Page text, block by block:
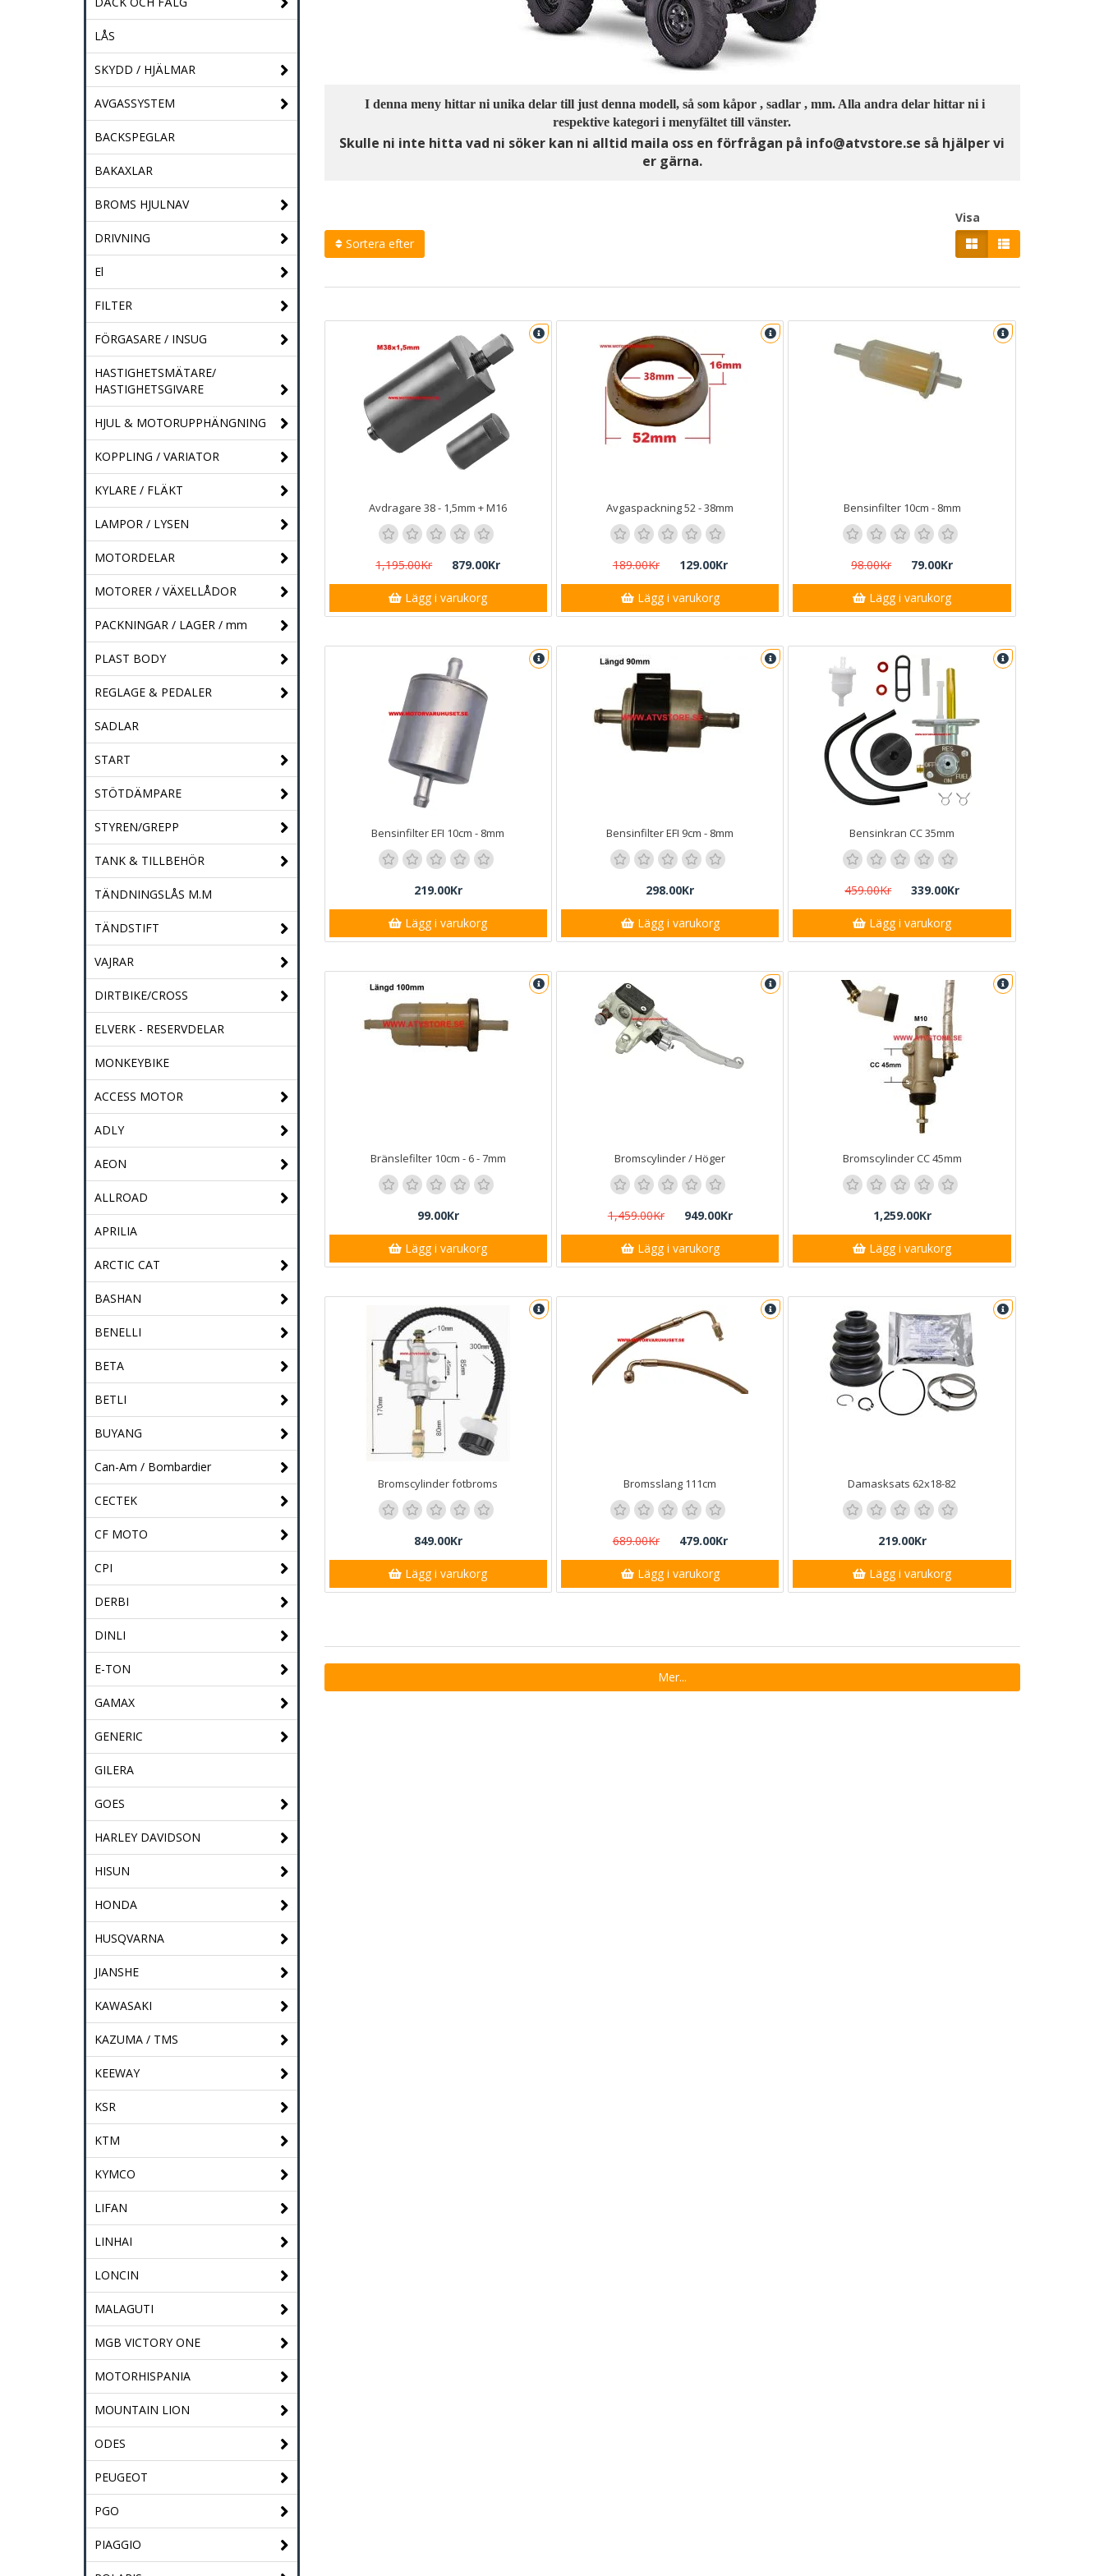
LÅS
SKYDD / HJÄLMAR
AVGASSYSTEM
BACKSPEGLAR
BAKAXLAR
BROMS HJULNAV
DRIVNING
El
FILTER
FÖRGASARE / INSUG
HASTIGHETSMÄTARE/
HASTIGHETSGIVARE
HJUL & MOTORUPPHÄNGNING
KOPPLING / VARIATOR
KYLARE / FLÄKT
LAMPOR / LYSEN
MOTORDELAR
MOTORER / VÄXELLÅDOR
PACKNINGAR / LAGER / mm
PLAST BODY
REGLAGE & PEDALER
SADLAR
START
STÖTDÄMPARE
STYREN/GREPP
TANK & TILLBEHÖR
TÄNDNINGSLÅS M.M
TÄNDSTIFT
VAJRAR
DIRTBIKE/CROSS
ELVERK - RESERVDELAR
MONKEYBIKE
ACCESS MOTOR
ADLY
AEON
ALLROAD
APRILIA
ARCTIC CAT
BASHAN
BENELLI
BETA
BETLI
BUYANG
Can-Am / Bombardier
CECTEK
CF MOTO
CPI
DERBI
DINLI
E-TON
GAMAX
GENERIC
GILERA
GOES
HARLEY DAVIDSON
HISUN
HONDA
HUSQVARNA
JIANSHE
KAWASAKI
KAZUMA / TMS
KEEWAY
KSR
KTM
KYMCO
LIFAN
LINHAI
LONCIN
MALAGUTI
MGB VICTORY ONE
MOTORHISPANIA
MOUNTAIN LION
ODES
PEUGEOT
PGO
PIAGGIO
I denna meny hittar ni unika delar till just denna modell, så som kåpor , sadlar , mm. Alla andra delar hittar ni i
respektive kategori i menyfältet till vänster.
Skulle ni inte hitta vad ni söker kan ni alltid maila oss en förfrågan på info@atvstore.se så hjälper vi
er gärna.
Sortera efter
Visa
Avdragare 38 - 1,5mm + M16
1,195.00Kr 879.00Kr
Lägg i varukorg
Avgaspackning 52 - 38mm
189.00Kr 129.00Kr
Lägg i varukorg
Bensinfilter 10cm - 8mm
98.00Kr 79.00Kr
Lägg i varukorg
Bensinfilter EFI 10cm - 8mm
219.00Kr
Lägg i varukorg
Bensinfilter EFI 9cm - 8mm
298.00Kr
Lägg i varukorg
Bensinkran CC 35mm
459.00Kr 339.00Kr
Lägg i varukorg
Bränslefilter 10cm - 6 - 7mm
99.00Kr
Lägg i varukorg
Bromscylinder / Höger
1,459.00Kr 949.00Kr
Lägg i varukorg
Bromscylinder CC 45mm
1,259.00Kr
Lägg i varukorg
Bromscylinder fotbroms
849.00Kr
Lägg i varukorg
Bromsslang 111cm
689.00Kr 479.00Kr
Lägg i varukorg
Damasksats 62x18-82
219.00Kr
Lägg i varukorg
Mer...